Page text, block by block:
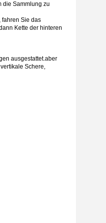
die Sammlung zu
fahren Sie das
Kette der hinteren
ausgestattet.aber
Schere,